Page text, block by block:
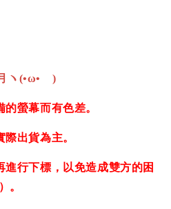
ヽ(•ω•ゞ)
螢幕而有色差。
出貨為主。
行下標，以免造成雙方的困
。